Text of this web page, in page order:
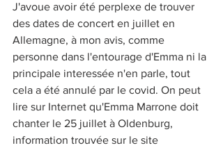
J'avoue avoir été perplexe de trouver
des dates de concert en juillet en
Allemagne, à mon avis, comme
personne dans l'entourage d'Emma ni la
principale interessée n'en parle, tout
cela a été annulé par le covid. On peut
lire sur Internet qu'Emma Marrone doit
chanter le 25 juillet à Oldenburg,
information trouvée sur le site